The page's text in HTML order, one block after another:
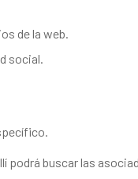
de la web.
social.
podrá buscar las